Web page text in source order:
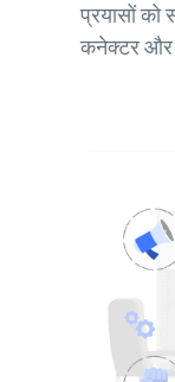
प्रयासों को
कनेक्टर और